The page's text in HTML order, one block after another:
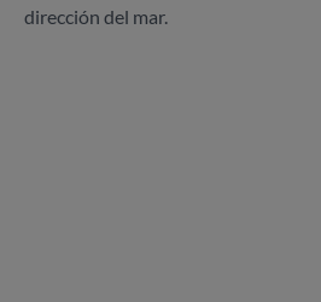
dirección del mar.